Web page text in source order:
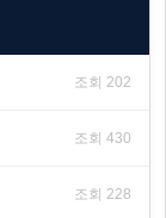
조회 202
조회 430
조회 228